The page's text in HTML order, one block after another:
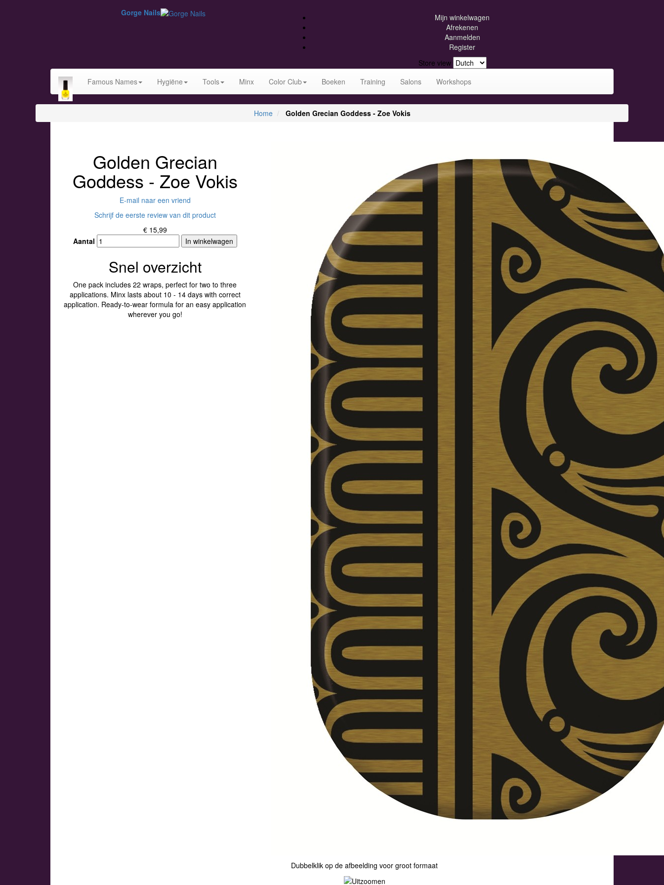
Gorge Nails
Mijn winkelwagen
Afrekenen
Aanmelden
Register
Store view
Famous Names
Hygiëne Tools Minx Color Club Boeken Training Salons Workshops
Home Golden Grecian Goddess - Zoe Vokis
Golden Grecian
Goddess - Zoe Vokis
E-mail naar een vriend
Schrijf de eerste review van dit product
€ 15,99
Aantal
In winkelwagen
Snel overzicht
One pack includes 22 wraps, perfect for two to three
applications. Minx lasts about 10 - 14 days with correct
application. Ready-to-wear formula for an easy application
wherever you go!
Dubbelklik op de afbeelding voor groot formaat